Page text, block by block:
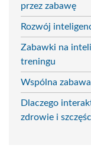
przez zabawę
Rozwój
Zabawki na
treningu
Wspólna
Dlaczego
zdrowie i